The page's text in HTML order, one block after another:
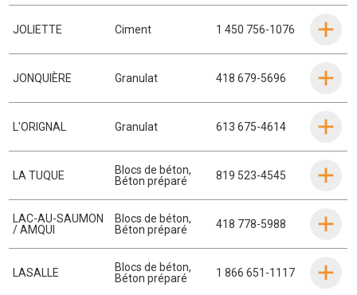
JOLIETTE Ciment 1 450 756-1076
JONQUIÈRE Granulat 418 679-5696
L'ORIGNAL Granulat 613 675-4614
LA TUQUE Blocs de béton,
Béton préparé
819 523-4545
LAC-AU-SAUMON
/ AMQUI
Blocs de béton,
Béton préparé
418 778-5988
LASALLE Blocs de béton,
Béton préparé
1 866 651-1117